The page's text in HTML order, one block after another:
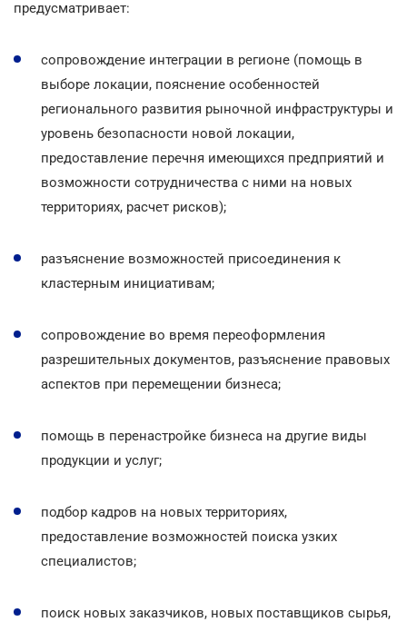
предусматривает:
сопровождение интеграции в регионе (помощь в
выборе локации, пояснение особенностей
регионального развития рыночной инфраструктуры и
уровень безопасности новой локации,
предоставление перечня имеющихся предприятий и
возможности сотрудничества с ними на новых
территориях, расчет рисков);
разъяснение возможностей присоединения к
кластерным инициативам;
сопровождение во время переоформления
разрешительных документов, разъяснение правовых
аспектов при перемещении бизнеса;
помощь в перенастройке бизнеса на другие виды
продукции и услуг;
подбор кадров на новых территориях,
предоставление возможностей поиска узких
специалистов;
поиск новых заказчиков, новых поставщиков сырья,